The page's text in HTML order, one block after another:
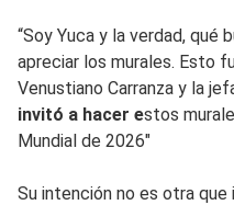
“Soy Yuca y la verdad, qué
apreciar los murales. Esto
Venustiano Carranza y la
invitó a hacer estos
Mundial de 2026"
Su intención no es otra que